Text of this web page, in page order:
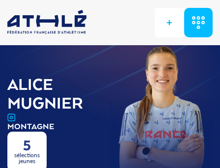
+
ALICE
MUGNIER
MONTAGNE
5
sélections
jeunes